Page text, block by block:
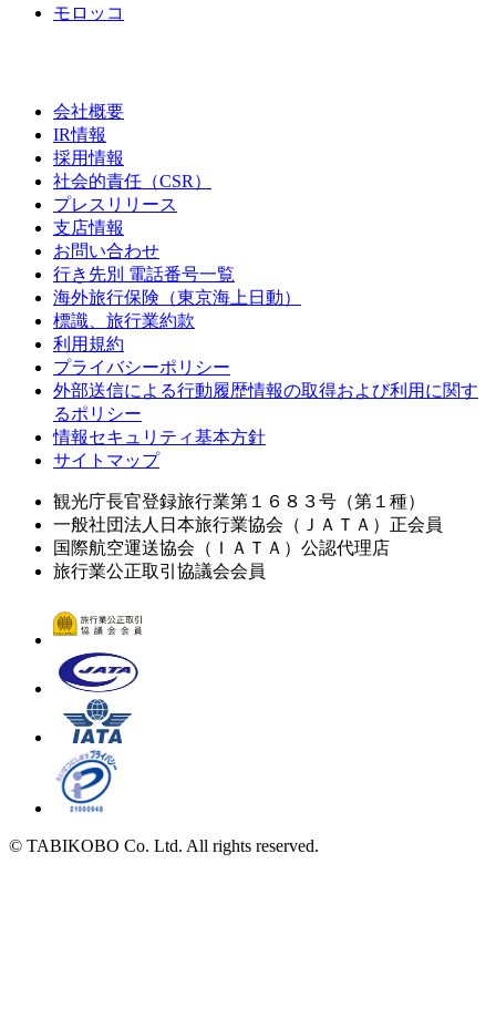
モロッコ
会社概要
IR情報
採用情報
社会的責任（CSR）
プレスリリース
支店情報
お問い合わせ
行き先別 電話番号一覧
海外旅行保険（東京海上日動）
標識、旅行業約款
利用規約
プライバシーポリシー
外部送信による行動履歴情報の取得および利用に関す
るポリシー
情報セキュリティ基本方針
サイトマップ
観光庁長官登録旅行業第１６８３号（第１種）
一般社団法人日本旅行業協会（ＪＡＴＡ）正会員
国際航空運送協会（ＩＡＴＡ）公認代理店
旅行業公正取引協議会会員
© TABIKOBO Co. Ltd. All rights reserved.